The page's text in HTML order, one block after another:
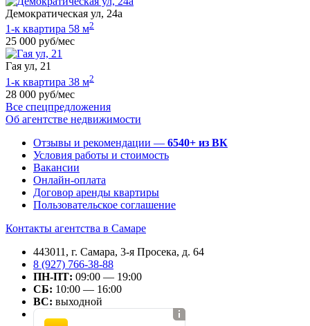
Демократическая ул, 24а
1-к квартира 58 м2
25 000 руб/мес
Гая ул, 21
1-к квартира 38 м2
28 000 руб/мес
Все спецпредложения
Об агентстве недвижимости
Отзывы и рекомендации — 6540+ из ВК
Условия работы и стоимость
Вакансии
Онлайн-оплата
Договор аренды квартиры
Пользовательское соглашение
Контакты агентства в Самаре
443011, г. Самара, 3-я Просека, д. 64
8 (927) 766-38-88
ПН-ПТ: 09:00 — 19:00
СБ: 10:00 — 16:00
ВС: выходной